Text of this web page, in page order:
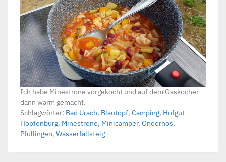
Ich habe Minestrone vorgekocht und auf dem Gaskocher
dann warm gemacht.
Schlagwörter: Bad Urach, Blautopf, Camping, Hofgut
Hopfenburg, Minestrone, Minicamper, Onderhos,
Pfullingen, Wasserfallsteig